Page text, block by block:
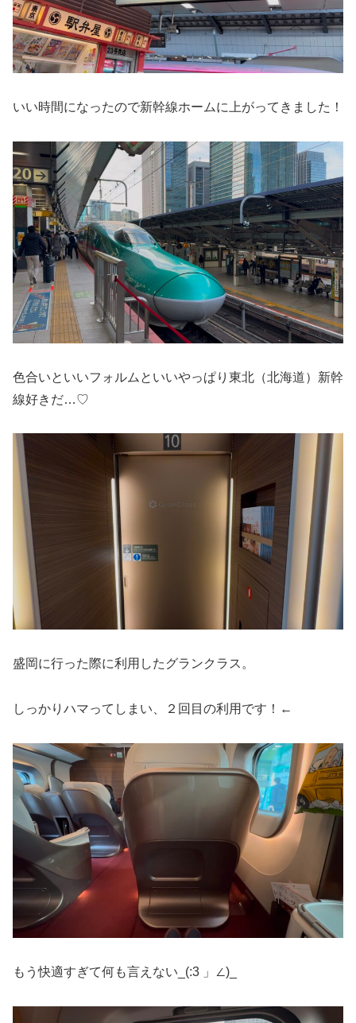
いい時間になったので新幹線ホームに上がってきました！
色合いといいフォルムといいやっぱり東北（北海道）新幹
線好きだ…♡
盛岡に行った際に利用したグランクラス。
しっかりハマってしまい、２回目の利用です！←
もう快適すぎて何も言えない_(:3 」∠)_